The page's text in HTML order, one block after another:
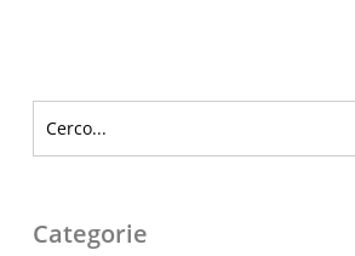
Categorie